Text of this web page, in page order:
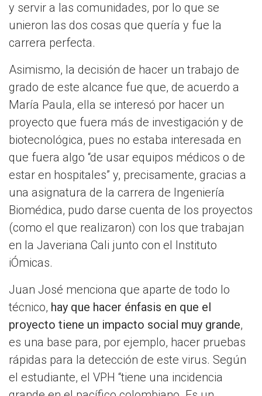
y servir a las comunidades, por lo que se
unieron las dos cosas que quería y fue la
carrera perfecta.
Asimismo, la decisión de hacer un trabajo de
grado de este alcance fue que, de acuerdo a
María Paula, ella se interesó por hacer un
proyecto que fuera más de investigación y de
biotecnológica, pues no estaba interesada en
que fuera algo “de usar equipos médicos o de
estar en hospitales” y, precisamente, gracias a
una asignatura de la carrera de Ingeniería
Biomédica, pudo darse cuenta de los proyectos
(como el que realizaron) con los que trabajan
en la Javeriana Cali junto con el Instituto
iÓmicas.
Juan José menciona que aparte de todo lo
técnico, hay que hacer énfasis en que el
proyecto tiene un impacto social muy grande,
es una base para, por ejemplo, hacer pruebas
rápidas para la detección de este virus. Según
el estudiante, el VPH “tiene una incidencia